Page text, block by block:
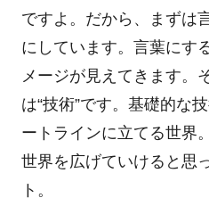
ですよ。だから、まずは
にしています。言葉にす
メージが見えてきます。
は“技術”です。基礎的な
ートラインに立てる世界
世界を広げていけると思
ト。